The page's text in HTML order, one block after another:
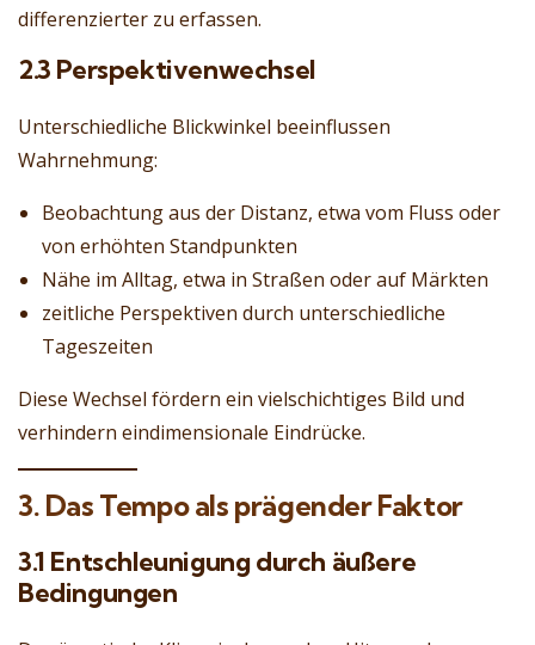
differenzierter zu erfassen.
2.3 Perspektivenwechsel
Unterschiedliche Blickwinkel beeinflussen
Wahrnehmung:
Beobachtung aus der Distanz, etwa vom Fluss oder
von erhöhten Standpunkten
Nähe im Alltag, etwa in Straßen oder auf Märkten
zeitliche Perspektiven durch unterschiedliche
Tageszeiten
Diese Wechsel fördern ein vielschichtiges Bild und
verhindern eindimensionale Eindrücke.
3. Das Tempo als prägender Faktor
3.1 Entschleunigung durch äußere
Bedingungen